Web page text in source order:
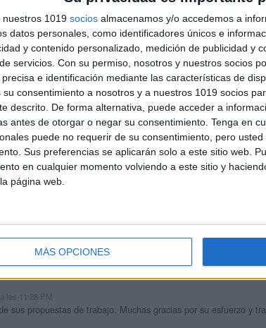
nuestros 1019 socios almacenamos y/o accedemos a
datos personales, como identificadores únicos e
y contenido personalizado, medición de publicidad y
servicios. Con su permiso, nosotros y nuestros socios
e identificación mediante las características de
su consentimiento a nosotros y a nuestros 1019 socios
descrito. De forma alternativa, puede acceder a
antes de otorgar o negar su consentimiento. Tenga en
puede no requerir de su consentimiento, pero
Sus preferencias se aplicarán solo a este sitio web.
en cualquier momento volviendo a este sitio y
página web.
MÁS OPCIONES
no es solo un blog, es la apuesta personal de dos profesores
de ser pareja, son los encargados de los contenidos que
el cual, vuelcan la mayor parte del tiempo, que sus tareas como
de verano les permite.
las 11:28 PM
sus propuestas de trabajo. Muchas gracias por su esfuerzo y